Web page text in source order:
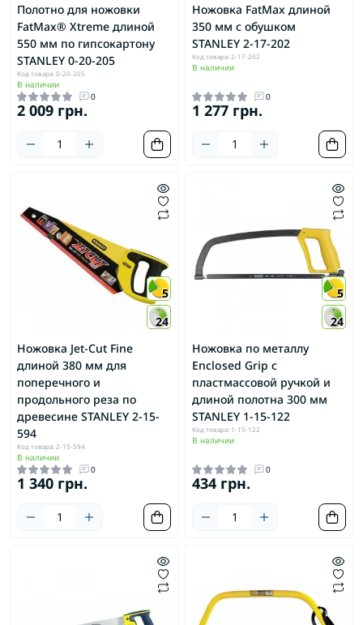
Полотно для ножовки
FatMax® Xtreme длиной
550 мм по гипсокартону
STANLEY 0-20-205
Код товара: 0-20-205
В наличии
0
2 009 грн.
Ножовка FatMax длиной
350 мм с обушком
STANLEY 2-17-202
Код товара: 2-17-202
В наличии
0
1 277 грн.
5
24
Ножовка Jet-Cut Fine
длиной 380 мм для
поперечного и
продольного реза по
древесине STANLEY 2-15-
594
Код товара: 2-15-594
В наличии
0
1 340 грн.
5
24
Ножовка по металлу
Enclosed Grip с
пластмассовой ручкой и
длиной полотна 300 мм
STANLEY 1-15-122
Код товара: 1-15-122
В наличии
0
434 грн.